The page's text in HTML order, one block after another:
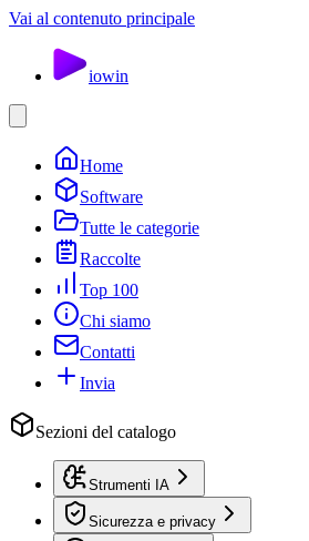
Vai al contenuto principale
iowin
Home
Software
Tutte le categorie
Raccolte
Top 100
Chi siamo
Contatti
Invia
Sezioni del catalogo
Strumenti IA
Sicurezza e privacy